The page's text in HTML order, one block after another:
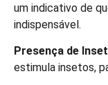
um indicativo de
indispensável.
Presença de
estimula insetos,